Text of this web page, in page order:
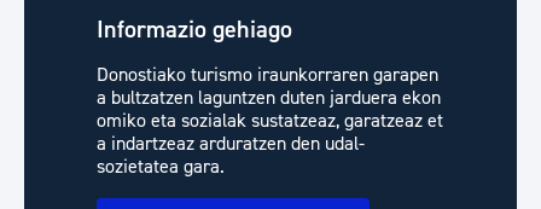
Informazio gehiago
Donostiako turismo iraunkorraren garapen
a bultzatzen laguntzen duten jarduera ekon
omiko eta sozialak sustatzeaz, garatzeaz et
a indartzeaz arduratzen den udal-
sozietatea gara.